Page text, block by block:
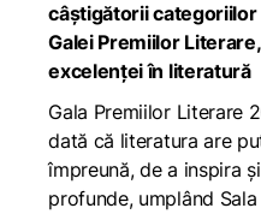
câștigătorii
Galei Premiilor
excelenței în literatură
Gala Premiilor Literare
dată că literatura are
împreună, de a inspira
profunde, umplând